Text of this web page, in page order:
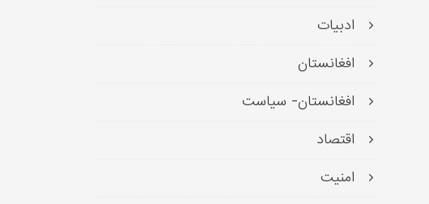
ادبیات
افغانستان
افغانستان- سیاست
اقتصاد
امنیت